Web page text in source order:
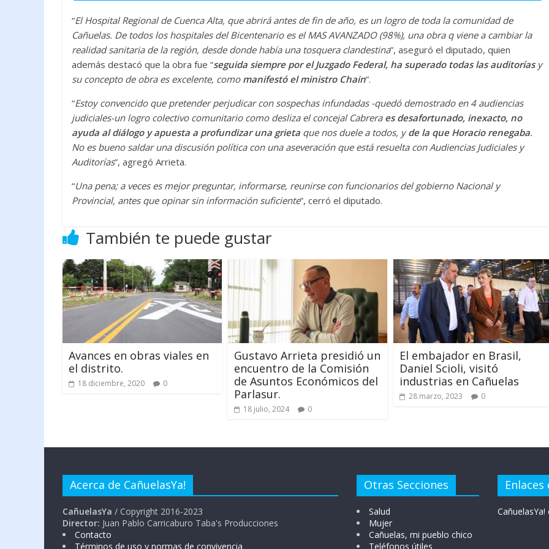
“El Hospital Regional de Cuenca Alta, que abrirá antes de fin de año, es un logro de toda la comunidad de
Cañuelas. De todos los hospitales del Bicentenario es el MAS AVANZADO (98%), una obra q viene a cambiar la
realidad sanitaria de la región, desde donde había una tosquera clandestina”, aseguró el diputado, quien
además destacó que la obra fue “seguida siempre por el Juzgado Federal, ha superado todas las auditoríasy
su concepto de obra es excelente, como manifestó el ministro Chain”.
“Estoy convencido que pretender perjudicar con sospechas infundadas -quedó demostrado en 4 audiencias
judiciales-un logro colectivo comunitario como desliza el concejal Cabrera es desafortunado, inexacto, no
ayuda al diálogo y apuesta a profundizar una grieta que nos duele a todos, yde la que Horacio renegaba.
No es bueno saldar una discusión política con una aseveración que está resuelta con Audiencias Judiciales y
Auditorías”, agregó Arrieta.
“Una pena; a veces es mejor preguntar, informarse, reunirse con funcionarios del gobierno Nacional y
Provincial, antes que opinar sin información suficiente”, cerró el diputado.
También te puede gustar
Avances en obras viales en
el distrito.
18 diciembre, 2020 0
Gustavo Arrieta presidió un
encuentro de la Comisión
de Asuntos Económicos del
Parlasur.
18 julio, 2024 0
El embajador en Brasil,
Daniel Scioli, visitó
industrias en Cañuelas
28 marzo, 2023 0
Acerca de CañuelasYa!
CañuelasYa / Copyright 2016-2023
Director: Juan Pablo Carricaburo Taba's Producciones
Contacto
Términos de uso y normas de convivencia
Otras Secciones
Salud
Mujer
Cañuelas, mi pueblo chico
Teléfonos útiles